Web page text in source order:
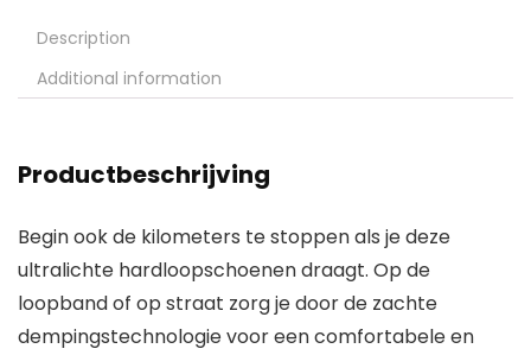
Description
Additional information
Productbeschrijving
Begin ook de kilometers te stoppen als je deze
ultralichte hardloopschoenen draagt. Op de
loopband of op straat zorg je door de zachte
dempingstechnologie voor een comfortabele en